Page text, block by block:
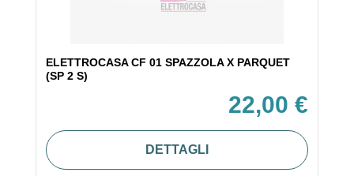
ELETTROCASA CF 01 SPAZZOLA X PARQUET
(SP 2 S)
22,00 €
DETTAGLI